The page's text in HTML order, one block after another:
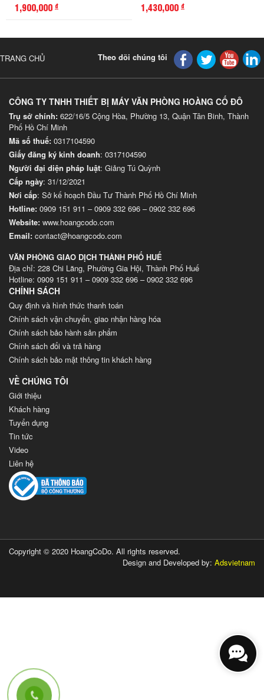
1,900,000 đ 1,430,000 đ
TRANG CHỦ Theo dõi chúng tôi
CÔNG TY TNHH THIẾT BỊ MÁY VĂN PHÒNG HOÀNG CỐ ĐÔ
Trụ sở chính: 622/16/5 Cộng Hòa, Phường 13, Quận Tân Binh, Thành
Phố Hồ Chí Minh
Mã số thuế: 0317104590
Giấy đăng ký kinh doanh: 0317104590
Người đại diện pháp luật: Giảng Tú Quỳnh
Cấp ngày: 31/12/2021
Nơi cấp: Sở kế hoạch Đầu Tư Thành Phố Hồ Chí Minh
Hotline: 0909 151 911 –0909 332 696 –0902 332 696
Website: www.hoangcodo.com
Email: contact@hoangcodo.com
VĂN PHÒNG GIAO DỊCH THÀNH PHỐ HUẾ
Địa chỉ: 228 Chi Lăng, Phường Gia Hội, Thành Phố Huế
Hotline: 0909 151 911 – 0909 332 696 – 0902 332 696
CHÍNH SÁCH
Quy định và hình thức thanh toán
Chính sách vận chuyển, giao nhận hàng hóa
Chính sách bảo hành sản phẩm
Chính sách đổi và trả hàng
Chính sách bảo mật thông tin khách hàng
VỀ CHÚNG TÔI
Giới thiệu
Khách hàng
Tuyển dụng
Tin tức
Video
Liên hệ
Copyright © 2020 HoangCoDo. All rights reserved.
Design and Developed by: Adsvietnam